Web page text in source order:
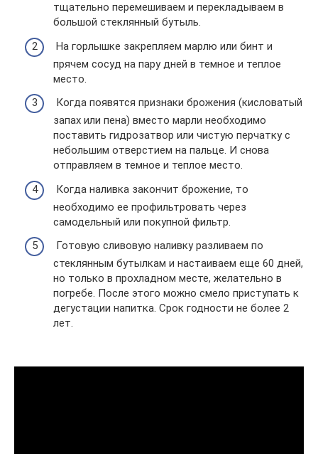
тщательно перемешиваем и перекладываем в
большой стеклянный бутыль.
На горлышке закрепляем марлю или бинт и
прячем сосуд на пару дней в темное и теплое
место.
Когда появятся признаки брожения (кисловатый
запах или пена) вместо марли необходимо
поставить гидрозатвор или чистую перчатку с
небольшим отверстием на пальце. И снова
отправляем в темное и теплое место.
Когда наливка закончит брожение, то
необходимо ее профильтровать через
самодельный или покупной фильтр.
Готовую сливовую наливку разливаем по
стеклянным бутылкам и настаиваем еще 60 дней,
но только в прохладном месте, желательно в
погребе. После этого можно смело приступать к
дегустации напитка. Срок годности не более 2
лет.